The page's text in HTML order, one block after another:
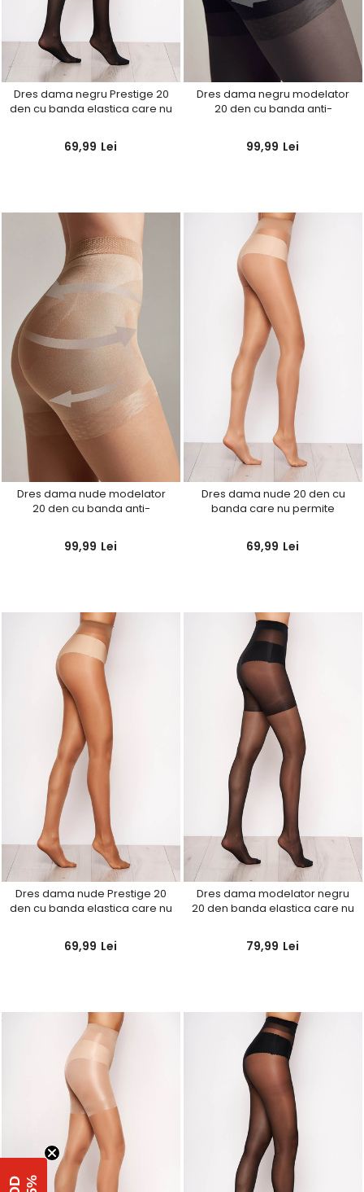
Dres dama negru Prestige 20
den cu banda elastica care nu
69,99 Lei
Dres dama negru modelator
20 den cu banda anti-
99,99 Lei
Dres dama nude modelator
20 den cu banda anti-
99,99 Lei
Dres dama nude 20 den cu
banda care nu permite
69,99 Lei
Dres dama nude Prestige 20
den cu banda elastica care nu
69,99 Lei
Dres dama modelator negru
20 den banda elastica care nu
79,99 Lei